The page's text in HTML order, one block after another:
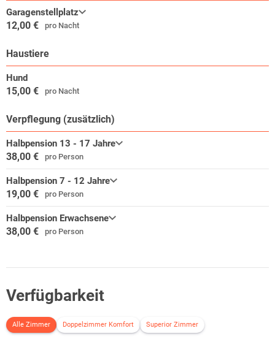
Umgebung kennen zu lernen und dabei auch etwas für die eigene
Gesundheit zu tun.
Garagenstellplatz
12,00 € pro Nacht
Haustiere
Hund
15,00 € pro Nacht
Verpflegung (zusätzlich)
Halbpension 13 - 17 Jahre
38,00 € pro Person
Halbpension 7 - 12 Jahre
19,00 € pro Person
Halbpension Erwachsene
38,00 € pro Person
Verfügbarkeit
Alle Zimmer Doppelzimmer Komfort Superior Zimmer